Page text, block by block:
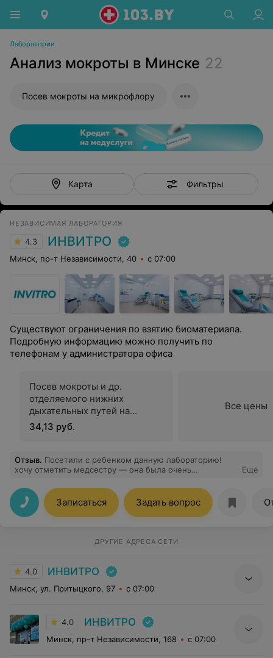
Лаборатории
Анализ мокроты в Минске 22
Посев мокроты на микрофлору
Карта Фильтры
НЕЗАВИСИМАЯ ЛАБОРАТОРИЯ
4.3 ИНВИТРО
Минск, пр-т Независимости, 40 с 07:00
Существуют ограничения по взятию биоматериала.
Подробную информацию можно получить по
телефонам у администратора офиса
Посев мокроты и др.
отделяемого нижних
дыхательных путей на
микрофлору и определение
чувствительности к
34,13 руб.
Все цены
Отзыв. Посетили с ребенком данную лабораторию!
хочу отметить медсестру — она была очень
и боли! Спасибо!
Еще
Записаться Задать вопрос
ДРУГИЕ АДРЕСА СЕТИ
4.0 ИНВИТРО
Минск, ул. Притыцкого, 97 с 07:00
4.0 ИНВИТРО
Минск, пр-т Независимости, 168 с 07:00